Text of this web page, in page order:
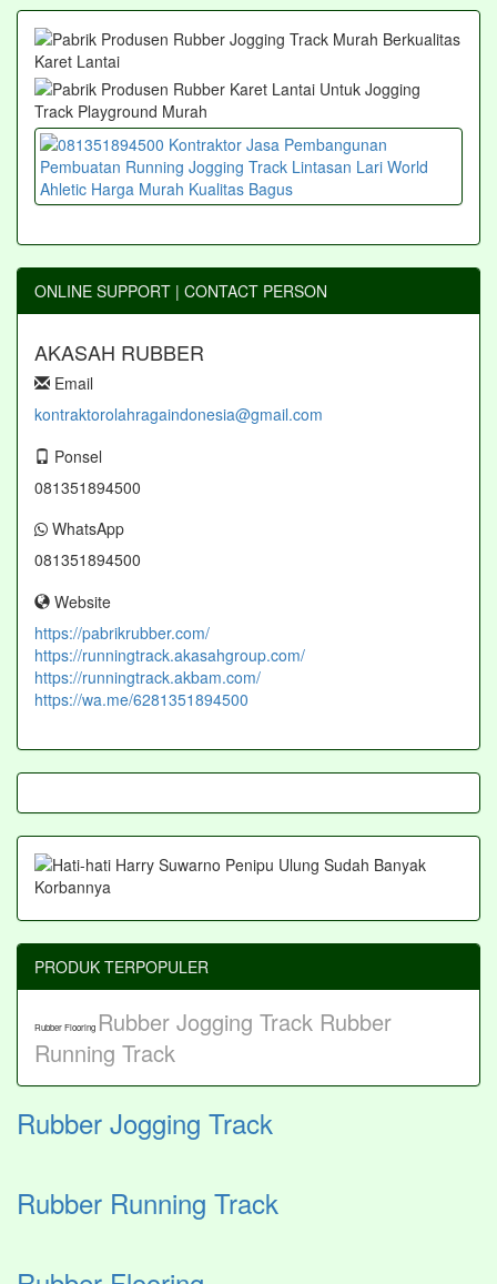
ONLINE SUPPORT | CONTACT PERSON
AKASAH RUBBER
Email
kontraktorolahragaindonesia@gmail.com
Ponsel
081351894500
WhatsApp
081351894500
Website
https://pabrikrubber.com/
https://runningtrack.akasahgroup.com/
https://runningtrack.akbam.com/
https://wa.me/6281351894500
PRODUK TERPOPULER
Rubber Flooring Rubber Jogging Track Rubber
Running Track
Rubber Jogging Track
Rubber Running Track